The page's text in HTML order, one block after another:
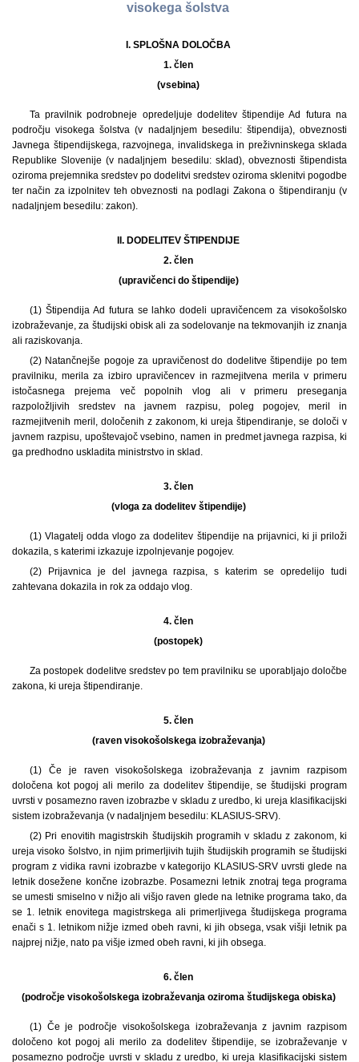
visokega šolstva
I. SPLOŠNA DOLOČBA
1. člen
(vsebina)
Ta pravilnik podrobneje opredeljuje dodelitev štipendije Ad futura na
področju visokega šolstva (v nadaljnjem besedilu: štipendija), obveznosti
Javnega štipendijskega, razvojnega, invalidskega in preživninskega sklada
Republike Slovenije (v nadaljnjem besedilu: sklad), obveznosti štipendista
oziroma prejemnika sredstev po dodelitvi sredstev oziroma sklenitvi pogodbe
ter način za izpolnitev teh obveznosti na podlagi Zakona o štipendiranju (v
nadaljnjem besedilu: zakon).
II. DODELITEV ŠTIPENDIJE
2. člen
(upravičenci do štipendije)
(1) Štipendija Ad futura se lahko dodeli upravičencem za visokošolsko
izobraževanje, za študijski obisk ali za sodelovanje na tekmovanjih iz znanja
ali raziskovanja.
(2) Natančnejše pogoje za upravičenost do dodelitve štipendije po tem
pravilniku, merila za izbiro upravičencev in razmejitvena merila v primeru
istočasnega prejema več popolnih vlog ali v primeru preseganja
razpoložljivih sredstev na javnem razpisu, poleg pogojev, meril in
razmejitvenih meril, določenih z zakonom, ki ureja štipendiranje, se določi v
javnem razpisu, upoštevajoč vsebino, namen in predmet javnega razpisa, ki
ga predhodno uskladita ministrstvo in sklad.
3. člen
(vloga za dodelitev štipendije)
(1) Vlagatelj odda vlogo za dodelitev štipendije na prijavnici, ki ji priloži
dokazila, s katerimi izkazuje izpolnjevanje pogojev.
(2) Prijavnica je del javnega razpisa, s katerim se opredelijo tudi
zahtevana dokazila in rok za oddajo vlog.
4. člen
(postopek)
Za postopek dodelitve sredstev po tem pravilniku se uporabljajo določbe
zakona, ki ureja štipendiranje.
5. člen
(raven visokošolskega izobraževanja)
(1) Če je raven visokošolskega izobraževanja z javnim razpisom
določena kot pogoj ali merilo za dodelitev štipendije, se študijski program
uvrsti v posamezno raven izobrazbe v skladu z uredbo, ki ureja klasifikacijski
sistem izobraževanja (v nadaljnjem besedilu: KLASIUS-SRV).
(2) Pri enovitih magistrskih študijskih programih v skladu z zakonom, ki
ureja visoko šolstvo, in njim primerljivih tujih študijskih programih se študijski
program z vidika ravni izobrazbe v kategorijo KLASIUS-SRV uvrsti glede na
letnik dosežene končne izobrazbe. Posamezni letnik znotraj tega programa
se umesti smiselno v nižjo ali višjo raven glede na letnike programa tako, da
se 1. letnik enovitega magistrskega ali primerljivega študijskega programa
enači s 1. letnikom nižje izmed obeh ravni, ki jih obsega, vsak višji letnik pa
najprej nižje, nato pa višje izmed obeh ravni, ki jih obsega.
6. člen
(področje visokošolskega izobraževanja oziroma študijskega obiska)
(1) Če je področje visokošolskega izobraževanja z javnim razpisom
določeno kot pogoj ali merilo za dodelitev štipendije, se izobraževanje v
posamezno področje uvrsti v skladu z uredbo, ki ureja klasifikacijski sistem